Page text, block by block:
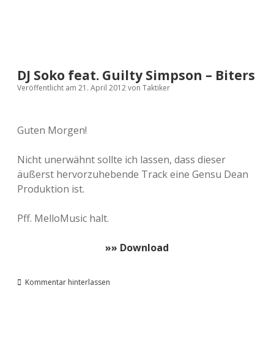
DJ Soko feat. Guilty Simpson – Biters
Veröffentlicht am 21. April 2012von Taktiker
Guten Morgen!
Nicht unerwähnt sollte ich lassen, dass dieser
äußerst hervorzuhebende Track eine Gensu Dean
Produktion ist.
Pff. MelloMusic halt.
»» Download
Kommentar hinterlassen